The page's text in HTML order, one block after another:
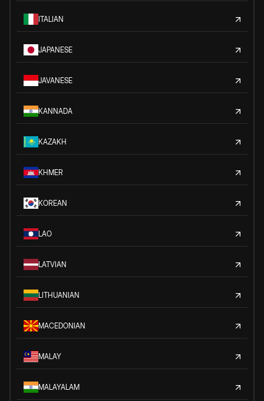
ITALIAN
JAPANESE
JAVANESE
KANNADA
KAZAKH
KHMER
KOREAN
LAO
LATVIAN
LITHUANIAN
MACEDONIAN
MALAY
MALAYALAM